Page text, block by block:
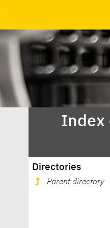
Index
Directories
Parent directory